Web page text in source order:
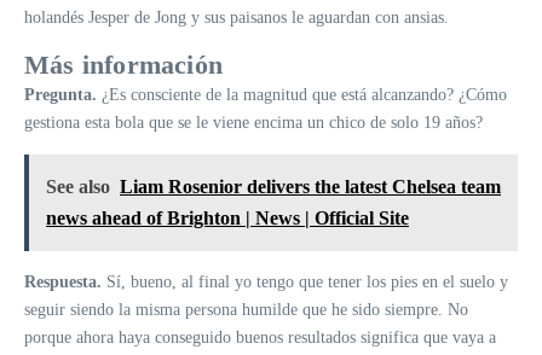
holandés Jesper de Jong y sus paisanos le aguardan con ansias.
Más información
Pregunta. ¿Es consciente de la magnitud que está alcanzando? ¿Cómo
gestiona esta bola que se le viene encima un chico de solo 19 años?
See also Liam Rosenior delivers the latest Chelsea team
news ahead of Brighton | News | Official Site
Respuesta. Sí, bueno, al final yo tengo que tener los pies en el suelo y
seguir siendo la misma persona humilde que he sido siempre. No
porque ahora haya conseguido buenos resultados significa que vaya a